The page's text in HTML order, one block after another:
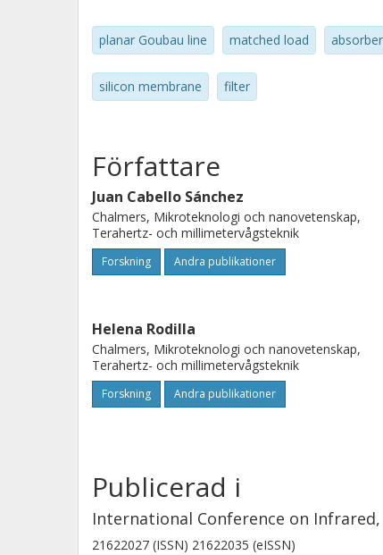
planar Goubau line matched load absorber
silicon membrane filter
Författare
Juan Cabello Sánchez
Chalmers, Mikroteknologi och nanovetenskap,
Terahertz- och millimetervågsteknik
Forskning Andra publikationer
Helena Rodilla
Chalmers, Mikroteknologi och nanovetenskap,
Terahertz- och millimetervågsteknik
Forskning Andra publikationer
Publicerad i
International Conference on
21622027 (ISSN) 21622035 (eISSN)